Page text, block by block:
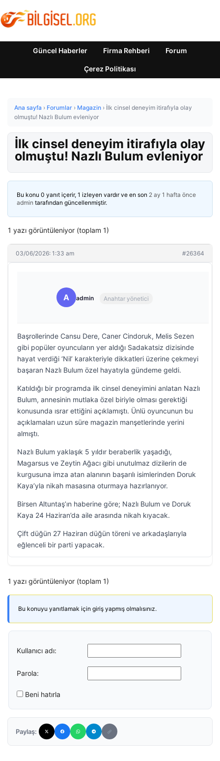
Güncel Haberler Firma Rehberi Forum
Çerez Politikası
Ana sayfa › Forumlar › Magazin › İlk cinsel deneyim itirafıyla olay
olmuştu! Nazlı Bulum evleniyor
İlk cinsel deneyim itirafıyla olay
olmuştu! Nazlı Bulum evleniyor
Bu konu 0 yanıt içerir, 1 izleyen vardır ve en son 2 ay 1 hafta önce
admin tarafından güncellenmiştir.
1 yazı görüntüleniyor (toplam 1)
03/06/2026: 1:33 am #26364
A admin Anahtar yönetici
Başrollerinde Cansu Dere, Caner Cindoruk, Melis Sezen
gibi popüler oyuncuların yer aldığı Sadakatsiz dizisinde
hayat verdiği ‘Nil’ karakteriyle dikkatleri üzerine çekmeyi
başaran Nazlı Bulum özel hayatıyla gündeme geldi.
Katıldığı bir programda ilk cinsel deneyimini anlatan Nazlı
Bulum, annesinin mutlaka özel biriyle olması gerektiği
konusunda ısrar ettiğini açıklamıştı. Ünlü oyuncunun bu
açıklamaları uzun süre magazin manşetlerinde yerini
almıştı.
Nazlı Bulum yaklaşık 5 yıldır beraberlik yaşadığı,
Magarsus ve Zeytin Ağacı gibi unutulmaz dizilerin de
kurgusuna imza atan alanının başarılı isimlerinden Doruk
Kaya’yla nikah masasına oturmaya hazırlanıyor.
Birsen Altuntaş’ın haberine göre; Nazlı Bulum ve Doruk
Kaya 24 Haziran’da aile arasında nikah kıyacak.
Çift düğün 27 Haziran düğün töreni ve arkadaşlarıyla
eğlenceli bir parti yapacak.
1 yazı görüntüleniyor (toplam 1)
Bu konuyu yanıtlamak için giriş yapmış olmalısınız.
Kullanıcı adı:
Parola:
Beni hatırla
Paylaş: